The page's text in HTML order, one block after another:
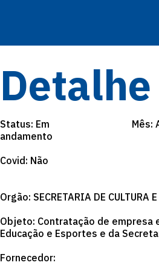
Status: Em
andamento
Mês:
Covid: Não
Orgão: SECRETARIA DE CULTURA
Objeto: Contratação de empresa
Educação e Esportes e da
Fornecedor: